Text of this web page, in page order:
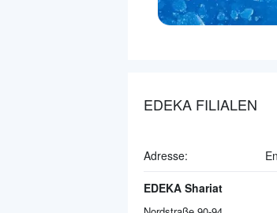
EDEKA FILIALEN
Adresse:
EDEKA Shariat